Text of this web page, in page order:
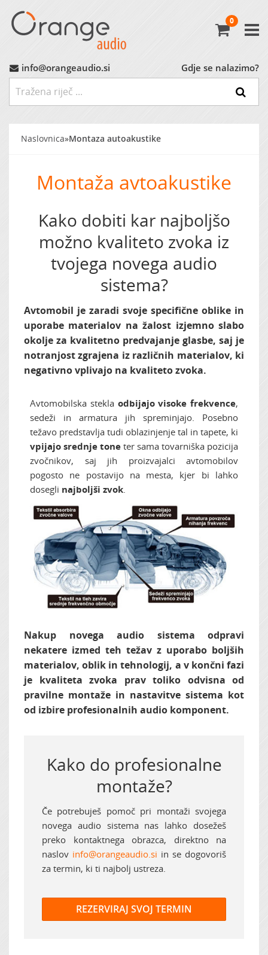
Avtoradio
Avtozvočniki
Nizkotonci
MARKET (do -60%)
0
info@orangeaudio.si Gdje se nalazimo?
Naslovnica»Montaza autoakustike
Montaža avtoakustike
Kako dobiti kar najboljšo
možno kvaliteto zvoka iz
tvojega novega audio
sistema?
Avtomobil je zaradi svoje specifične oblike in
uporabe materialov na žalost izjemno slabo
okolje za kvalitetno predvajanje glasbe, saj je
notranjost zgrajena iz različnih materialov, ki
negativno vplivajo na kvaliteto zvoka.
Avtomobilska stekla odbijajo visoke frekvence,
sedeži in armatura jih spreminjajo. Posebno
težavo predstavlja tudi oblazinjenje tal in tapete, ki
vpijajo srednje tone ter sama tovarniška pozicija
zvočnikov, saj jih proizvajalci avtomobilov
pogosto ne postavijo na mesta, kjer bi lahko
dosegli najboljši zvok
Nakup novega audio sistema odpravi
nekatere izmed teh težav z uporabo boljših
materialov, oblik in tehnologij, a v končni fazi
je kvaliteta zvoka prav toliko odvisna od
pravilne montaže in nastavitve sistema kot
od izbire profesionalnih audio komponent.
Kako do profesionalne
montaže?
Če potrebuješ pomoč pri montaži svojega
novega audio sistema nas lahko dosežeš
preko kontaktnega obrazca, direktno na
naslov info@orangeaudio.si in se dogovoriš
za termin, ki ti najbolj ustreza.
REZERVIRAJ SVOJ TERMIN